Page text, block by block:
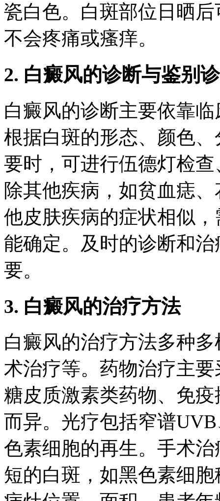
瓷白色。白斑部位日晒
不会疼痛或瘙痒。
2. 白癜风的诊断与鉴别
白癜风的诊断主要依靠
根据白斑的形态、颜色
要时，可进行伍德灯检
除其他疾病，如贫血痣
他皮肤疾病的症状相似
能确定。及时的诊断和
要。
3. 白癜风的治疗方法
白癜风的治疗方法多种
术治疗等。药物治疗主
糖皮质激素类药物、免
而异。光疗包括窄谱
色素细胞的再生。手术
短的白斑，如黑色素细